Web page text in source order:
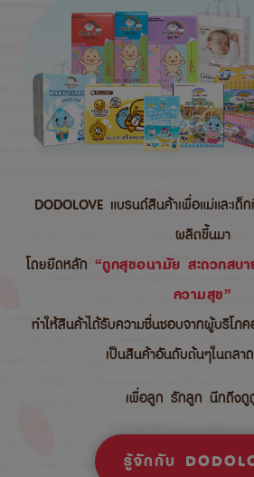
DODOLOVE แบรนด์สินค้าเพื่อแม่และเ
ผลิตขึ้นมา
โดยยึดหลัก “ถูกสุขอนามัย สะดวกส
ความสุข”
ทำให้สินค้าได้รับความชื่นชอบจากผู้บริโภ
เป็นสินค้าอันดับต้นๆในตลา
เพื่อลูก รักลูก นึกถึงดู
รู้จักกับ